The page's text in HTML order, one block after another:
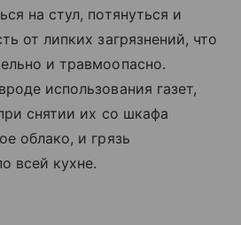
на стул, потянуться и
от липких загрязнений, что
и травмоопасно.
использования газет,
снятии их со шкафа
облако, и грязь
всей кухне.